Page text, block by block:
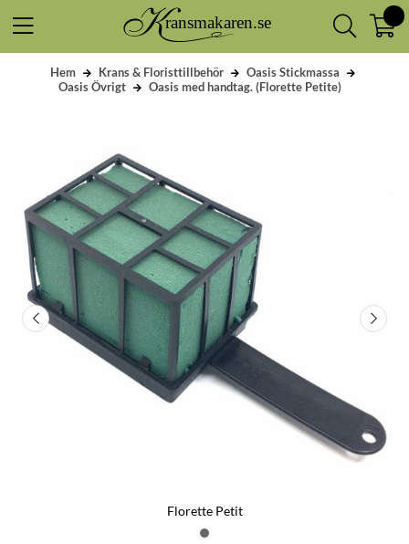
Hem Krans & Floristtillbehör
Oasis Stickmassa
Oasis Övrigt
Oasis med handtag. (Florette Petite)
Florette Petit